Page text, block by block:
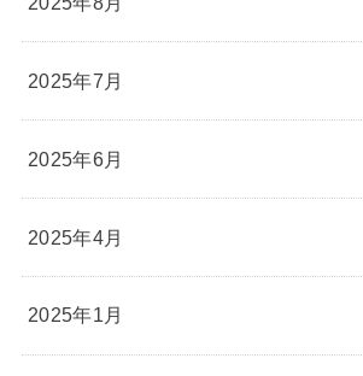
2025年7月
2025年6月
2025年4月
2025年1月